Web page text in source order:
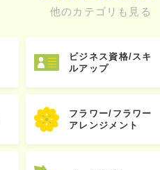
他のカテゴリも見る
ビジネス資格/スキ
ルアップ
フラワー/フラワー
アレンジメント